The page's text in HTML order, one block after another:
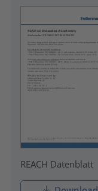
REACH Datenblatt